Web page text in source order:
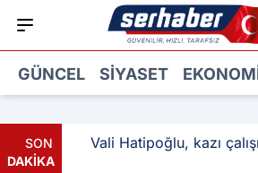
GÜNCEL SIYASET
SON
DAKİKA
Vali Hatipoğlu, kazı